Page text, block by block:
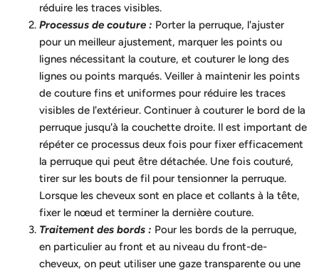
réduire les traces visibles.
Processus de couture : Porter la perruque, l'ajuster
pour un meilleur ajustement, marquer les points ou
lignes nécessitant la couture, et couturer le long des
lignes ou points marqués. Veiller à maintenir les points
de couture fins et uniformes pour réduire les traces
visibles de l'extérieur. Continuer à couturer le bord de la
perruque jusqu'à la couchette droite. Il est important de
répéter ce processus deux fois pour fixer efficacement
la perruque qui peut être détachée. Une fois couturé,
tirer sur les bouts de fil pour tensionner la perruque.
Lorsque les cheveux sont en place et collants à la tête,
fixer le nœud et terminer la dernière couture.
Traitement des bords : Pour les bords de la perruque,
en particulier au front et au niveau du front-de-
cheveux, on peut utiliser une gaze transparente ou une